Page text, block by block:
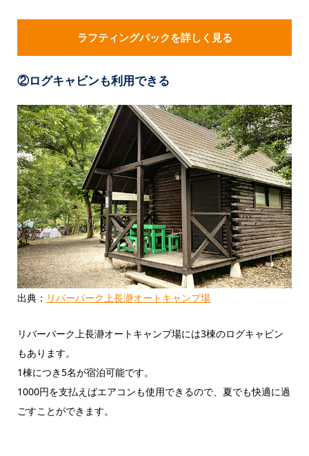
ラフティングパックを詳しく見る
②ログキャビンも利用できる
出典： リバーパーク上長瀞オートキャンプ場
リバーパーク上長瀞オートキャンプ場には3棟のログキャビン
もあります。
1棟につき5名が宿泊可能です。
1000円を支払えばエアコンも使用できるので、夏でも快適に過
ごすことができます。